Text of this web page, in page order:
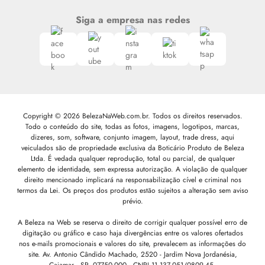
Siga a empresa nas redes
Copyright © 2026 BelezaNaWeb.com.br. Todos os direitos reservados.
Todo o conteúdo do site, todas as fotos, imagens, logotipos, marcas,
dizeres, som, software, conjunto imagem, layout, trade dress, aqui
veiculados são de propriedade exclusiva da Boticário Produto de Beleza
Ltda. É vedada qualquer reprodução, total ou parcial, de qualquer
elemento de identidade, sem expressa autorização. A violação de qualquer
direito mencionado implicará na responsabilização cível e criminal nos
termos da Lei. Os preços dos produtos estão sujeitos a alteração sem aviso
prévio.
A Beleza na Web se reserva o direito de corrigir qualquer possível erro de
digitação ou gráfico e caso haja divergências entre os valores ofertados
nos e-mails promocionais e valores do site, prevalecem as informações do
site. Av. Antonio Cândido Machado, 2520 - Jardim Nova Jordanésia,